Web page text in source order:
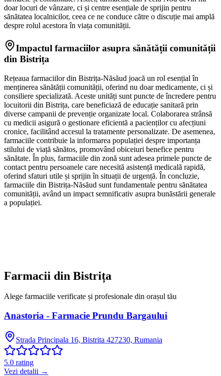
doar locuri de vânzare, ci și centre esențiale de sprijin pentru
sănătatea localnicilor, ceea ce ne conduce către o discuție mai amplă
despre rolul acestora în viața comunității.
Impactul farmaciilor asupra sănătății comunității
din Bistrița
Rețeaua farmaciilor din Bistrița-Năsăud joacă un rol esențial în
menținerea sănătății comunității, oferind nu doar medicamente, ci și
consiliere specializată. Aceste unități sunt puncte de încredere pentru
locuitorii din Bistrița, care beneficiază de educație sanitară prin
diverse campanii de prevenție organizate local. Colaborarea strânsă
cu medicii asigură o gestionare eficientă a pacienților cu afecțiuni
cronice, facilitând accesul la tratamente personalizate. De asemenea,
farmaciile contribuie la informarea populației despre importanța
stilului de viață sănătos, promovând obiceiuri benefice pentru
sănătate. În plus, farmaciile din zonă sunt adesea primele puncte de
contact pentru persoanele care necesită asistență medicală rapidă,
oferind sfaturi utile și sprijin în situații de urgență. În concluzie,
farmaciile din Bistrița-Năsăud sunt fundamentale pentru sănătatea
comunității, având un impact semnificativ asupra bunăstării generale
a populației.
Farmacii din Bistrița
Alege farmaciile verificate și profesionale din orașul tău
Anastoria - Farmacie Prundu Bargaului
Strada Principala 16, Bistrita 427230, Rumania
5.0 rating
Vezi detalii →